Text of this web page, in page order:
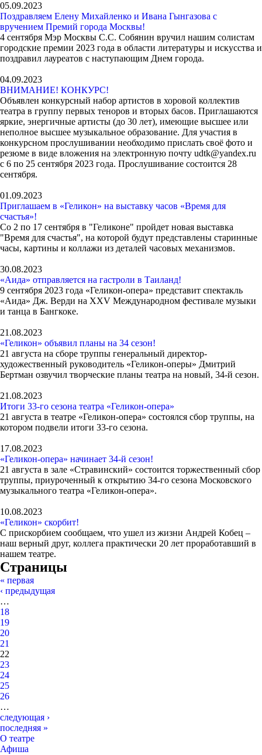
05.09.2023
Поздравляем Елену Михайленко и Ивана Гынгазова с
вручением Премий города Москвы!
4 сентября Мэр Москвы С.С. Собянин вручил нашим солистам
городские премии 2023 года в области литературы и искусства и
поздравил лауреатов с наступающим Днем города.
04.09.2023
ВНИМАНИЕ! КОНКУРС!
Объявлен конкурсный набор артистов в хоровой коллектив
театра в группу первых теноров и вторых басов. Приглашаются
яркие, энергичные артисты (до 30 лет), имеющие высшее или
неполное высшее музыкальное образование. Для участия в
конкурсном прослушивании необходимо прислать своё фото и
резюме в виде вложения на электронную почту udtk@yandex.ru
с 6 по 25 сентября 2023 года. Прослушивание состоится 28
сентября.
01.09.2023
Приглашаем в «Геликон» на выставку часов «Время для
счастья»!
Со 2 по 17 сентября в "Геликоне" пройдет новая выставка
"Время для счастья", на которой будут представлены старинные
часы, картины и коллажи из деталей часовых механизмов.
30.08.2023
«Аида» отправляется на гастроли в Таиланд!
9 сентября 2023 года «Геликон-опера» представит спектакль
«Аида» Дж. Верди на XXV Международном фестивале музыки
и танца в Бангкоке.
21.08.2023
«Геликон» объявил планы на 34 сезон!
21 августа на сборе труппы генеральный директор-
художественный руководитель «Геликон-оперы» Дмитрий
Бертман озвучил творческие планы театра на новый, 34-й сезон.
21.08.2023
Итоги 33-го сезона театра «Геликон-опера»
21 августа в театре «Геликон-опера» состоялся сбор труппы, на
котором подвели итоги 33-го сезона.
17.08.2023
«Геликон-опера» начинает 34-й сезон!
21 августа в зале «Стравинский» состоится торжественный сбор
труппы, приуроченный к открытию 34-го сезона Московского
музыкального театра «Геликон-опера».
10.08.2023
«Геликон» скорбит!
С прискорбием сообщаем, что ушел из жизни Андрей Кобец –
наш верный друг, коллега практически 20 лет проработавший в
нашем театре.
Страницы
« первая
‹ предыдущая
…
18
19
20
21
22
23
24
25
26
…
следующая ›
последняя »
О театре
Афиша